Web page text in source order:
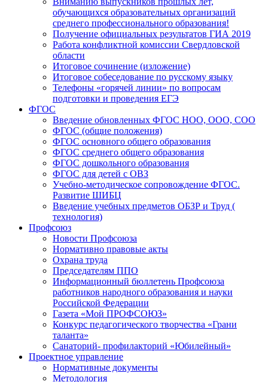
обучающихся образовательных организаций
среднего профессионального образования!
Получение официальных результатов ГИА 2019
Работа конфликтной комиссии Свердловской
области
Итоговое сочинение (изложение)
Итоговое собеседование по русскому языку
Телефоны «горячей линии» по вопросам
подготовки и проведения ЕГЭ
ФГОС
Введение обновленных ФГОС НОО, ООО, СОО
ФГОС (общие положения)
ФГОС основного общего образования
ФГОС среднего общего образования
ФГОС дошкольного образования
ФГОС для детей с ОВЗ
Учебно-методическое сопровождение ФГОС.
Развитие ШИБЦ
Введение учебных предметов ОБЗР и Труд (
технология)
Профсоюз
Новости Профсоюза
Нормативно правовые акты
Охрана труда
Председателям ППО
Информационный бюллетень Профсоюза
работников народного образования и науки
Российской Федерации
Газета «Мой ПРОФСОЮЗ»
Конкурс педагогического творчества «Грани
таланта»
Санаторий- профилакторий «Юбилейный»
Проектное управление
Нормативные документы
Методология